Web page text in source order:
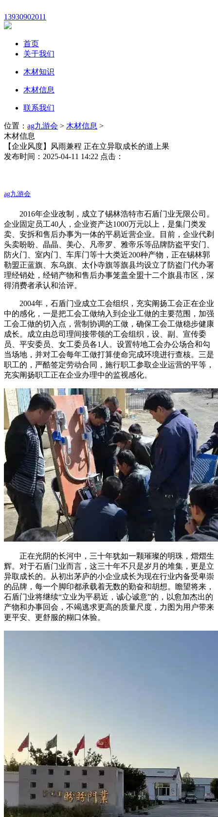
13930902011
首页
关于我们
木材知识
木材信息
联系我们
位置： ag九游会 > 木材信息 >
木材信息
【企业风度】风雨兼程 正在立异取成长的道上果
发布时间：2025-04-11 14:22 点击：
ag九游会
2016年企业改制，成立了锡林浩特市石盾门业无限公司。
企业固定员工40人，企业资产达1000万元以上，是集门类发
卖、安拆和售后办事为一体的平易近营企业。目前，企业代剃
头卖盼盼、晶晶、美心、凡帝罗、雅帝乐等品牌防盗平安门、
防火门、室内门、车库门等十大类近200种产物，正在锡林郭
勒盟正蓝旗、东乌旗、太仆寺旗等旗县均设立了防盗门代办署
理经销处，经销产物和售后办事笼盖全盟十二个旗县市区，深
得消费者承认和洽评。
2004年，石盾门业成立工会组织，充实阐扬工会正在企业
中的感化，一是把工会工做纳入到企业工做的主要范围，加强
工会工做的切入点，营制协调的工做，确保工会工做稳步健康
成长。成立由总司理间接带领的工会组织，设、副、宣传委
员、平安委员、女工委员各1人。设置特地工会办公场合和勾
当场地，并对工会每年工做打算使命完成环境进行查核。三是
职工的，严酷签定劳动合同，施行职工参取企业运营的平等，
充实阐扬职工正在企业办理中的监视感化。
正在光阴的长河中，三十年犹如一颗璀璨的明珠，熠熠生
辉。对于石盾门业而言，这三十年不只是岁月的堆集，更是立
异取成长的。从初出茅庐的小企业成长为现在行业内备受卑崇
的品牌，每一个脚印都承载着无数的勤奋和胡想。瞻望将来，
石盾门业将继续“立业为平易近，诚心诚意”的，以愈加杰出的
产物和办事回会，不竭逃求更高的质量尺度，力图为用户带来
更平安、更舒服的糊口体验。